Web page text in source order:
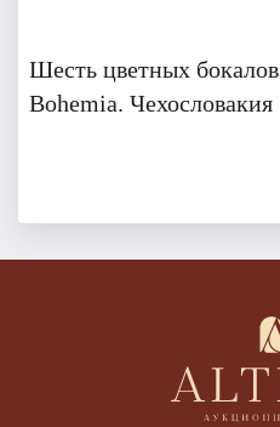
Шесть цветных бокалов
Bohemia. Чехословакия